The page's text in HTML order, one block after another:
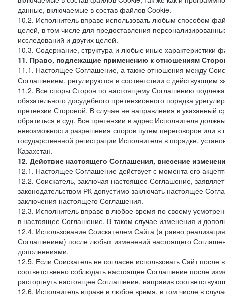
данные, включаемые в состав файлов Cookie.
10.2. Исполнитель вправе использовать любым способом
целей, в том числе для предоставления
исследований и других целей.
10.3. Содержание, структура и любые иные
11. Право, подлежащие применению к отношениям
11.1. Настоящее Соглашение, а также отношения между
Соглашением, регулируются в соответствии с действующим
11.2. Все споры Сторон по настоящему Соглашению
обязательного досудебного претензионного порядка
претензии Стороной. В случае не направления в указанный
обратиться в суд. Все претензии в адрес Исполнителя
невозможности разрешения споров путем переговоров или
государственной регистрации Исполнителя в порядке,
Казахстан.
12. Действие настоящего Соглашения, внесение
12.1. Настоящее Соглашение действует с момента его
12.2. Соискатель, заключая настоящее Соглашение,
законодательством РК допустимо заключать настоящее
заключения настоящего Соглашения.
12.3. Исполнитель вправе в любое время по своему
в настоящее Соглашение. В таком случае изменения и
12.4. Использование Соискателем Сайта (а равно
Соглашением) после любых изменений настоящего
дополнениями.
12.5. Если Соискатель не согласен использовать Сайт
соответственно соблюдать настоящее Соглашение после
расторгнуть настоящее Соглашение, направив
12.6. Исполнитель вправе в любое время, в том числе в